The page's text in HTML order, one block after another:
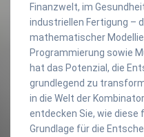
Finanzwelt, im
industriellen Fertigung –
mathematischer
Programmierung sowie
hat das Potenzial, die
grundlegend zu
in die Welt der
entdecken Sie, wie
Grundlage für die